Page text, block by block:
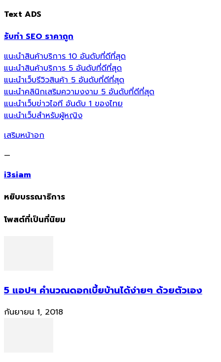
Text ADS
รับทำ SEO ราคาถูก
แนะนำสินค้าบริการ 10 อันดับที่ดีที่สุด
แนะนำสินค้าบริการ 5 อันดับที่ดีที่สุด
แนะนำเว็บรีวิวสินค้า 5 อันดับที่ดีที่สุด
แนะนำคลินิกเสริมความงงาม 5 อันดับที่ดีที่สุด
แนะนำเว็บข่าวไอที อันดับ 1 ของไทย
แนะนำเว็บสำหรับผู้หญิง
เสริมหน้าอก
—
i3siam
หยิบบรรณาธิการ
โพสต์ที่เป็นที่นิยม
5 แอปฯ คำนวณดอกเบี้ยบ้านได้ง่ายๆ ด้วยตัวเอง
กันยายน 1, 2018